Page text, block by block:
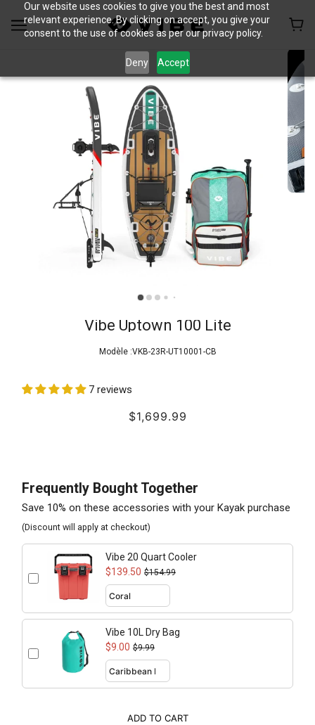
Our website uses cookies to give you the best and most
relevant experience. By clicking on accept, you give your
consent to the use of cookies as per our privacy policy.
Deny Accept
Vibe Uptown 100 Lite
Modèle :VKB-23R-UT10001-CB
7 reviews
$1,699.99
Frequently Bought Together
Save 10% on these accessories with your Kayak purchase
(Discount will apply at checkout)
Vibe 20 Quart Cooler
$139.50 $154.99
Vibe 10L Dry Bag
$9.00 $9.99
ADD TO CART